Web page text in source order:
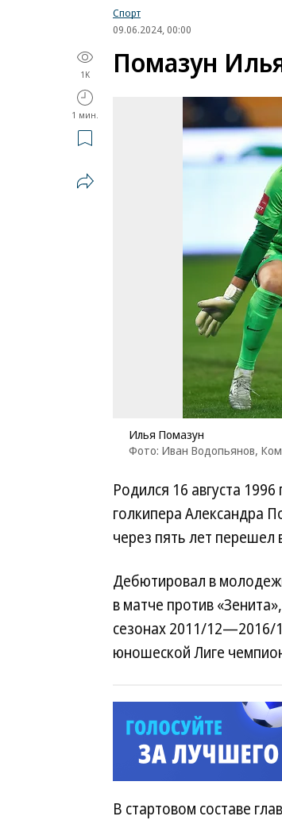
Спорт
09.06.2024, 00:00
1K
1 мин.
Помазун
Илья Помазун
Фото: Иван Водопьянов,
Родился 16 августа
голкипера Александра
через пять лет
Дебютировал в
в матче против
сезонах 2011/12—2016/
юношеской Лиге
В стартовом составе